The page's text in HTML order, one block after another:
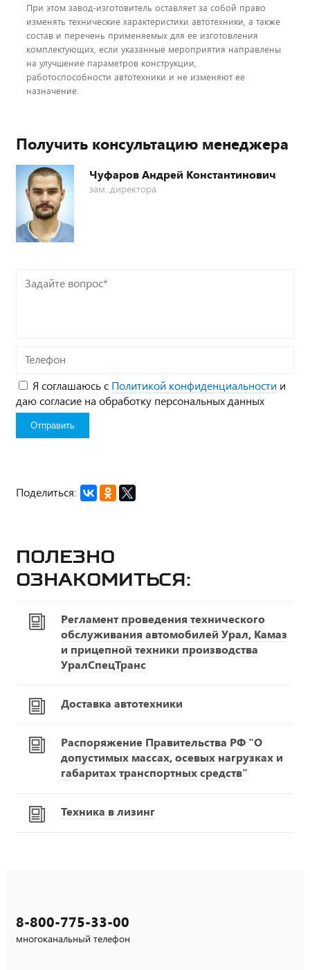
При этом завод-изготовитель оставляет за собой право
изменять технические характеристики автотехники, а также
состав и перечень применяемых для ее изготовления
комплектующих, если указанные мероприятия направлены
на улучшение параметров конструкции,
работоспособности автотехники и не изменяют ее
назначение.
Получить консультацию менеджера
Чуфаров Андрей Константинович
зам. директора
Задайте
вопрос*
Телефон
Я соглашаюсь с Политикой конфиденциальности и
даю согласие на обработку персональных данных
Поделиться:
Полезно
ознакомиться:
Регламент проведения технического
обслуживания автомобилей Урал, Камаз
и прицепной техники производства
УралСпецТранс
Доставка автотехники
Распоряжение Правительства РФ "О
допустимых массах, осевых нагрузках и
габаритах транспортных средств"
Техника в лизинг
8-800-775-33-00
многоканальный телефон